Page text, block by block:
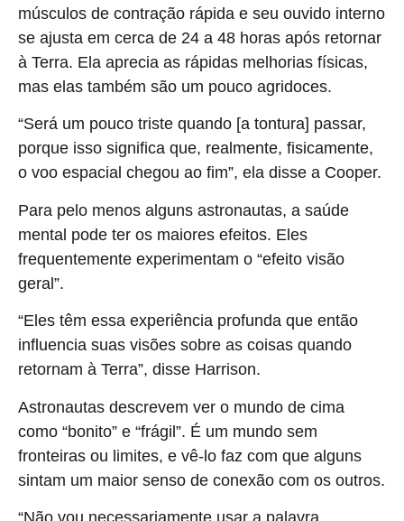
músculos de contração rápida e seu ouvido interno
se ajusta em cerca de 24 a 48 horas após retornar
à Terra. Ela aprecia as rápidas melhorias físicas,
mas elas também são um pouco agridoces.
“Será um pouco triste quando [a tontura] passar,
porque isso significa que, realmente, fisicamente,
o voo espacial chegou ao fim”, ela disse a Cooper.
Para pelo menos alguns astronautas, a saúde
mental pode ter os maiores efeitos. Eles
frequentemente experimentam o “efeito visão
geral”.
“Eles têm essa experiência profunda que então
influencia suas visões sobre as coisas quando
retornam à Terra”, disse Harrison.
Astronautas descrevem ver o mundo de cima
como “bonito” e “frágil”. É um mundo sem
fronteiras ou limites, e vê-lo faz com que alguns
sintam um maior senso de conexão com os outros.
“Não vou necessariamente usar a palavra